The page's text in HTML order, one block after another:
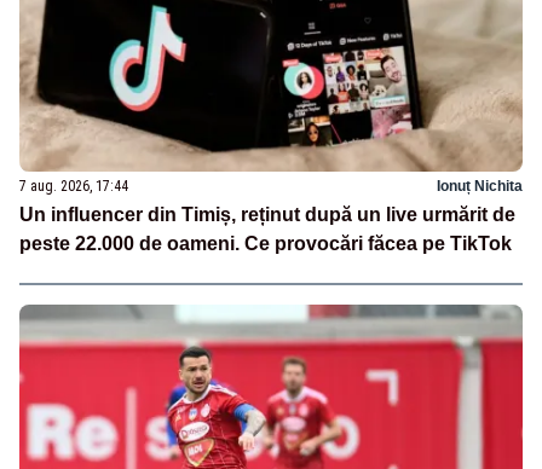
7 aug. 2026, 17:44 Ionuț Nichita
Un influencer din Timiș, reținut după un live urmărit de
peste 22.000 de oameni. Ce provocări făcea pe TikTok